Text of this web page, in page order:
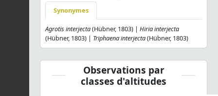
Synonymes
Agrotis interjecta(Hübner, 1803) | Hiria interjecta
(Hübner, 1803) | Triphaena interjecta(Hübner, 1803)
Observations par
classes d'altitudes